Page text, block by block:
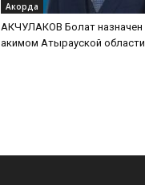
Акорда
АКЧУЛАКОВ Болат назначен
акимом Атырауской области